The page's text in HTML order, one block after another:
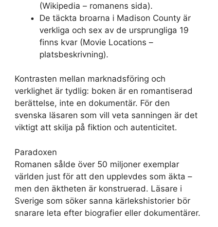
(Wikipedia – romanens sida).
De täckta broarna i Madison County är
verkliga och sex av de ursprungliga 19
finns kvar (Movie Locations –
platsbeskrivning).
Kontrasten mellan marknadsföring och
verklighet är tydlig: boken är en romantiserad
berättelse, inte en dokumentär. För den
svenska läsaren som vill veta sanningen är det
viktigt att skilja på fiktion och autenticitet.
Paradoxen
Romanen sålde över 50 miljoner exemplar
världen just för att den upplevdes som äkta –
men den äktheten är konstruerad. Läsare i
Sverige som söker sanna kärlekshistorier bör
snarare leta efter biografier eller dokumentärer.